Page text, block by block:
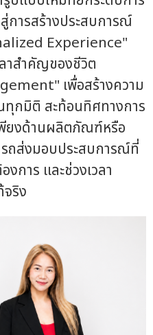
การสร้างประสบการณ์
Experience"
าสำคัญของชีวิต
เพื่อสร้างความ
ทุกมิติ สะท้อนทิศทางการ
ยงด้านผลิตภัณฑ์หรือ
ถส่งมอบประสบการณ์ที่
การ และช่วงเวลา
ริง